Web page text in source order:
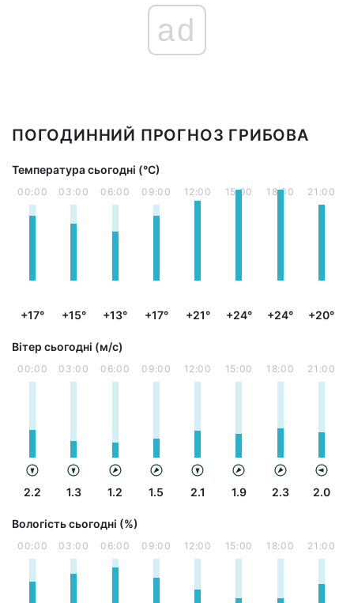
ad
ПОГОДИННИЙ ПРОГНОЗ ГРИБОВА
Температура сьогодні (°С)
00:00
+17°
03:00
+15°
06:00
+13°
09:00
+17°
12:00
+21°
15:00
+24°
18:00
+24°
21:00
+20°
Вітер сьогодні (м/с)
00:00
2.2
03:00
1.3
06:00
1.2
09:00
1.5
12:00
2.1
15:00
1.9
18:00
2.3
21:00
2.0
Вологість сьогодні (%)
00:00 03:00 06:00 09:00 12:00 15:00 18:00 21:00